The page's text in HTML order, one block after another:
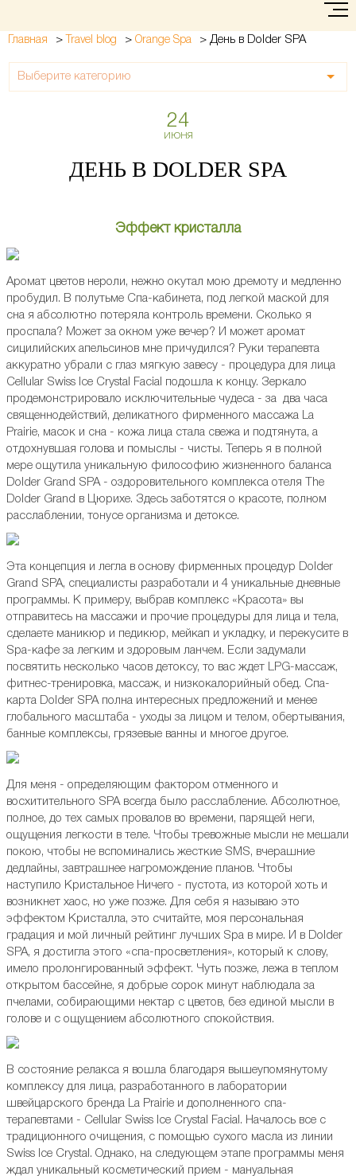
Главная > Travel blog > Orange Spa > День в Dolder SPA
Выберите категорию
24
ИЮНЯ
ДЕНЬ В DOLDER SPA
Эффект кристалла
Аромат цветов нероли, нежно окутал мою дремоту и медленно
пробудил. В полутьме Спа-кабинета, под легкой маской для
сна я абсолютно потеряла контроль времени. Сколько я
проспала? Может за окном уже вечер? И может аромат
сицилийских апельсинов мне причудился? Руки терапевта
аккуратно убрали с глаз мягкую завесу - процедура для лица
Cellular Swiss Ice Crystal Facial подошла к концу. Зеркало
продемонстрировало исключительные чудеса - за два часа
священнодействий, деликатного фирменного массажа La
Prairie, масок и сна - кожа лица стала свежа и подтянута, а
отдохнувшая голова и помыслы - чисты. Теперь я в полной
мере ощутила уникальную философию жизненного баланса
Dolder Grand SPA - оздоровительного комплекса отеля The
Dolder Grand в Цюрихе. Здесь заботятся о красоте, полном
расслаблении, тонусе организма и детоксе.
Эта концепция и легла в основу фирменных процедур Dolder
Grand SPA, специалисты разработали и 4 уникальные дневные
программы. К примеру, выбрав комплекс «Красота» вы
отправитесь на массажи и прочие процедуры для лица и тела,
сделаете маникюр и педикюр, мейкап и укладку, и перекусите в
Spa-кафе за легким и здоровым ланчем. Если задумали
посвятить несколько часов детоксу, то вас ждет LPG-массаж,
фитнес-тренировка, массаж, и низкокалорийный обед. Спа-
карта Dolder SPA полна интересных предложений и менее
глобального масштаба - уходы за лицом и телом, обертывания,
банные комплексы, грязевые ванны и многое другое.
Для меня - определяющим фактором отменного и
восхитительного SPA всегда было расслабление. Абсолютное,
полное, до тех самых провалов во времени, парящей неги,
ощущения легкости в теле. Чтобы тревожные мысли не мешали
покою, чтобы не вспоминались жесткие SMS, вчерашние
дедлайны, завтрашнее нагромождение планов. Чтобы
наступило Кристальное Ничего - пустота, из которой хоть и
возникнет хаос, но уже позже. Для себя я называю это
эффектом Кристалла, это считайте, моя персональная
градация и мой личный рейтинг лучших Spa в мире. И в Dolder
SPA, я достигла этого «спа-просветления», который к слову,
имело пролонгированный эффект. Чуть позже, лежа в теплом
открытом бассейне, я добрые сорок минут наблюдала за
пчелами, собирающими нектар с цветов, без единой мысли в
голове и с ощущением абсолютного спокойствия.
В состояние релакса я вошла благодаря вышеупомянутому
комплексу для лица, разработанного в лаборатории
швейцарского бренда La Prairie и дополненного спа-
терапевтами - Cellular Swiss Ice Crystal Facial. Началось все с
традиционного очищения, с помощью сухого масла из линии
Swiss Ice Crystal. Однако, на следующем этапе программы меня
ждал уникальный косметический прием - мануальная